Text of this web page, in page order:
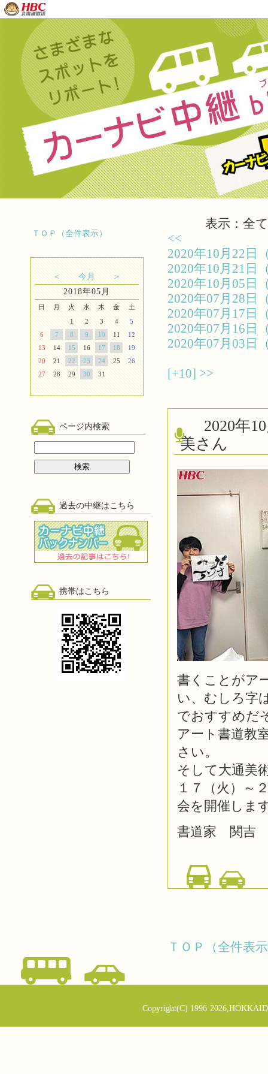
ＴＯＰ（全件表示）
＜ 今月
＞
2018年05月
日 月 火 水 木 金
土
1
2 3 4
5
6
7 8 9 10 11
12
13
14 15 16 17 18
19
20
21 22 23 24 25
26
27
28 29 30 31
ページ内検索
過去の中継はこちら
携帯はこちら
表示：全て
<<
2020年10月22
2020年10月21
2020年10月05
2020年07月28
2020年07月17
2020年07月16
2020年07月03
[+10] >>
2020年
美さん
書くことがア
い、むしろ字
でおすすめだ
アート書道教
さい。
そして大通美
１７（火）～
会を開催しま
書道家 関吉
ＴＯＰ（全件表
Copyright(C) 1996-